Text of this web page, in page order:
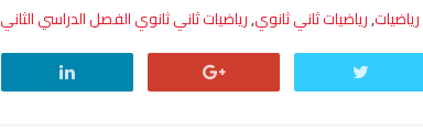
رياضيات,رياضيات ثاني ثانوي,رياضيات ثاني ثانوي الفصل الدراسي الثاني